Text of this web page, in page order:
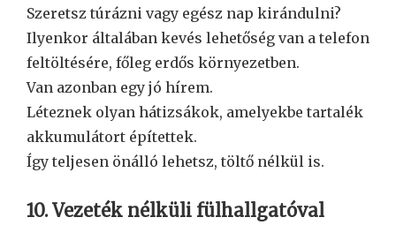
Szeretsz túrázni vagy egész nap kirándulni?
Ilyenkor általában kevés lehetőség van a telefon
feltöltésére, főleg erdős környezetben.
Van azonban egy jó hírem.
Léteznek olyan hátizsákok, amelyekbe tartalék
akkumulátort építettek.
Így teljesen önálló lehetsz, töltő nélkül is.
10. Vezeték nélküli fülhallgatóval